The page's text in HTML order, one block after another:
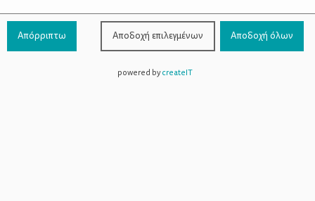
800-1199-800(από σταθερό,
χωρίς χρέωση)
Απόρριπτω Αποδοχή επιλεγμένων Αποδοχή όλων
powered bycreateIT